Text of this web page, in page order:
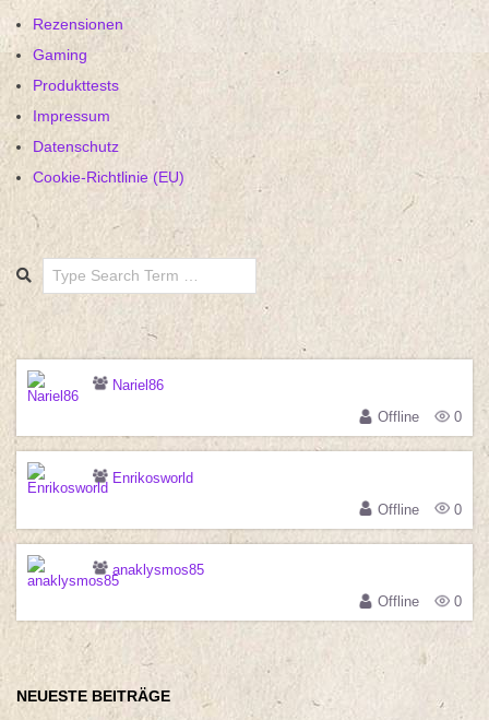
Rezensionen
Gaming
Produkttests
Impressum
Datenschutz
Cookie-Richtlinie (EU)
Search
Nariel86
Offline
0
Enrikosworld
Offline
0
anaklysmos85
Offline
0
NEUESTE BEITRÄGE